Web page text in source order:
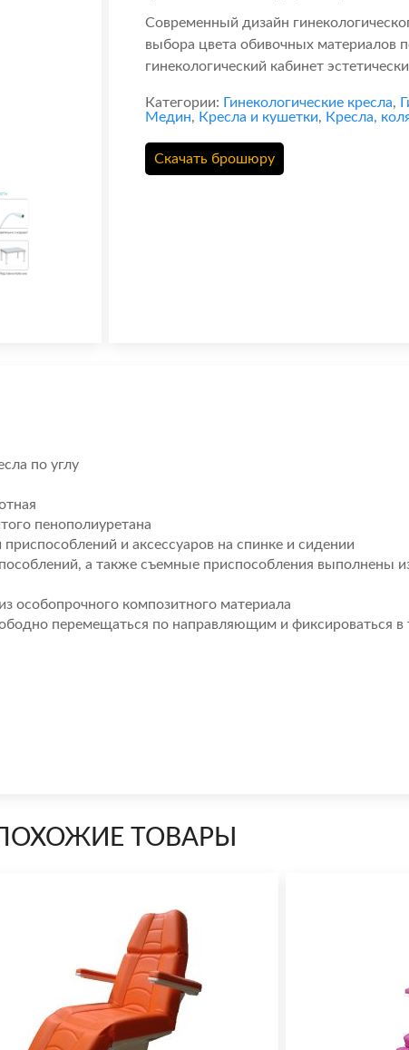
Современный дизайн
выбора цвета обивочных материалов
гинекологический кабинет
Категории: Гинекологические кресла,
Медин, Кресла и кушетки, Кресла,
Скачать брошюру
по углу
пенополиуретана
и аксессуаров на спинке и сидении
а также съемные приспособления выполнены
особопрочного композитного материала
перемещаться по направляющим и фиксироваться
ТОВАРЫ